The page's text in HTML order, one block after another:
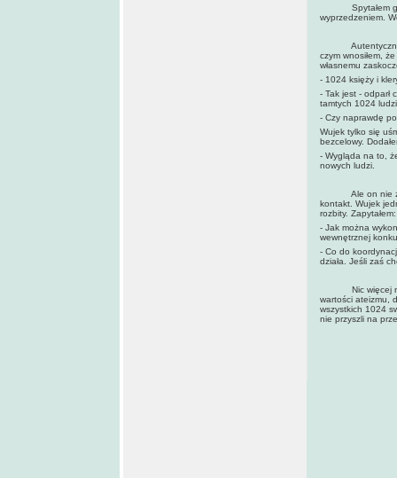
Spytałem go,
wyprzedzeniem.
Autentyczność
czym wnosiłem,
własnemu
- 1024 księży i
- Tak jest - odparł
tamtych 1024
- Czy naprawdę
Wujek tylko się
bezcelowy.
- Wygląda na to,
nowych ludzi.
Ale on nie
kontakt. Wujek
rozbity. Zapytałem:
- Jak można
wewnętrznej
- Co do
działa. Jeśli zaś
Nic więcej nie
wartości ateizmu,
wszystkich 1024
nie przyszli na